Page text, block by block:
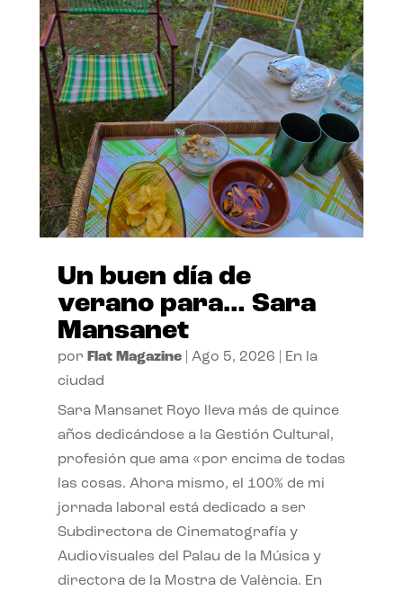
Un buen día de
verano para… Sara
Mansanet
por Flat Magazine| Ago 5, 2026
En la
ciudad
Sara Mansanet Royo lleva más de quince
años dedicándose a la Gestión Cultural,
profesión que ama «por encima de todas
las cosas. Ahora mismo, el 100% de mi
jornada laboral está dedicado a ser
Subdirectora de Cinematografía y
Audiovisuales del Palau de la Música y
directora de la Mostra de València. En